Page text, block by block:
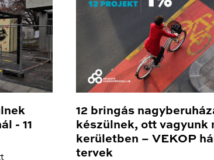
- 11
12 bringás
készülnek, ott vagyunk
kerületben – VEKOP
tervek